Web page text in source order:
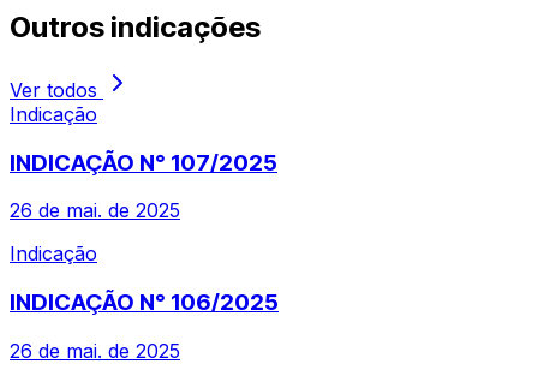
Outros indicações
Ver todos
Indicação
INDICAÇÃO N° 107/2025
26 de mai. de 2025
Indicação
INDICAÇÃO N° 106/2025
26 de mai. de 2025